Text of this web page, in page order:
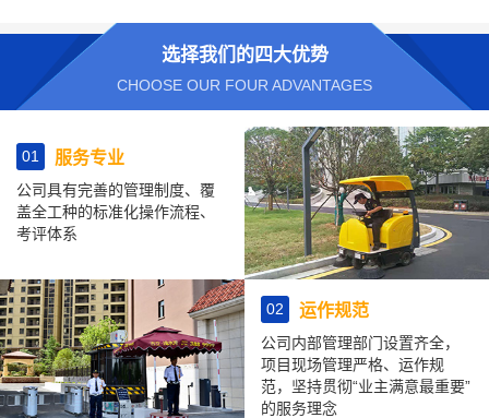
选择我们的四大优势
CHOOSE OUR FOUR ADVANTAGES
01 服务专业
公司具有完善的管理制度、覆
盖全工种的标准化操作流程、
考评体系
02 运作规范
公司内部管理部门设置齐全，
项目现场管理严格、运作规
范，坚持贯彻“业主满意最重要”
的服务理念